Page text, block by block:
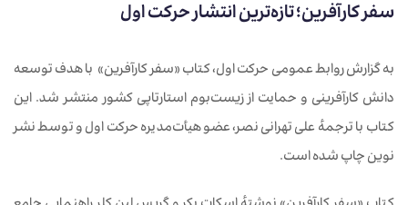
سفر کارآفرین؛ تازه‌ترین انتشار حرکت اول
به گزارش روابط عمومی حرکت اول، کتاب «سفر کارآفرین» با هدف توسعه
دانش کارآفرینی و حمایت از زیست‌بوم استارتاپی کشور منتشر شد. این
کتاب با ترجمهٔ علی تهرانی نصر، عضو هیأت‌مدیره حرکت اول و توسط نشر
نوین چاپ شده است.